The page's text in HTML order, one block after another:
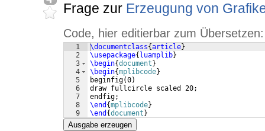
Frage zur Erzeugung von
Code, hier editierbar zum Übersetzen:
1
2
3
4
5
6
7
8
9
\documentclass{article}
\usepackage{ luamplib}
\begin{document }
\begin{mplibcode}
beginfig(0)
draw fullcircle scaled 20;
endfig;
\end {mplibcode}
\end {document }
Ausgabe erzeugen